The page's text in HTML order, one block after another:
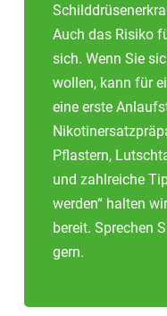
Auch das Risiko
sich. Wenn Sie
wollen, kann für
eine erste
Pflastern,
und zahlreiche
werden“ halten
bereit. Sprechen
gern.